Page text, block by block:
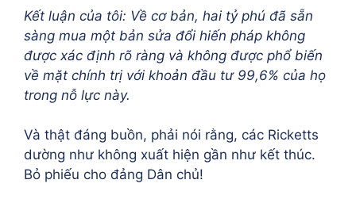
Kết luận của tôi: Về cơ bản, hai tỷ phú đã sẵn
sàng mua một bản sửa đổi hiến pháp không
được xác định rõ ràng và không được phổ biến
về mặt chính trị với khoản đầu tư 99,6% của họ
trong nỗ lực này.
Và thật đáng buồn, phải nói rằng, các Ricketts
dường như không xuất hiện gần như kết thúc.
Bỏ phiếu cho đảng Dân chủ!